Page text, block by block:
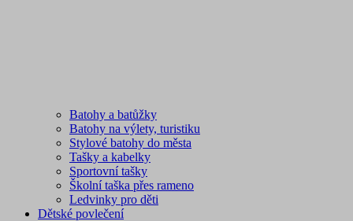
Batohy a batůžky
Batohy na výlety, turistiku
Stylové batohy do města
Tašky a kabelky
Sportovní tašky
Školní taška přes rameno
Ledvinky pro děti
Dětské povlečení